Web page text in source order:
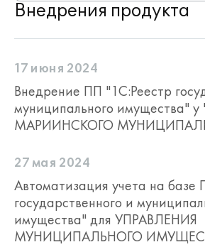
имущества:
создаютсякарты
набором сведений;
сохраняетсяистория
данных о
настраиваются
ввода, значения по
предоставляется
настройки интерфейса
правообладателя
группировка и состав
Внедрения продукта
17 июня 2024
Внедрение ПП "1С:Реестр
муниципального имущества"
МАРИИНСКОГО
27 мая 2024
Автоматизация учета на базе
государственного и
имущества" для УПРАВЛЕНИЯ
МУНИЦИПАЛЬНОГО